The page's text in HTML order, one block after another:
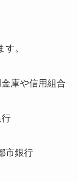
。
庫や信用組合
市銀行